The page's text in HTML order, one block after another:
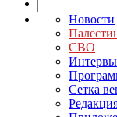
Новости
СВО
Сетка